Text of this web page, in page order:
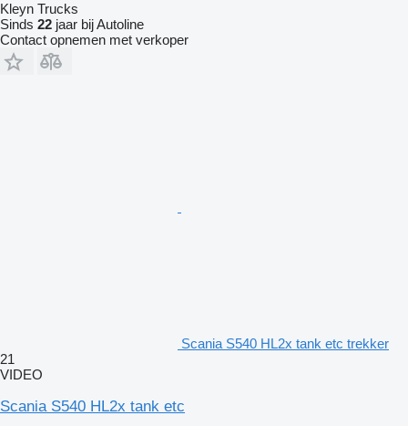
Kleyn Trucks
Sinds 22 jaar bij Autoline
Contact opnemen met verkoper
Scania S540 HL2x tank etc trekker
21
VIDEO
Scania S540 HL2x tank etc